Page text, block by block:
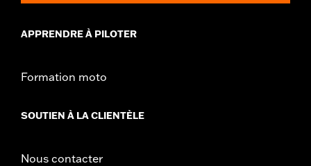
APPRENDRE À PILOTER
Formation moto
SOUTIEN À LA CLIENTÈLE
Nous contacter